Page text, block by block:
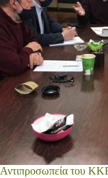
Αντιπροσωπεία του